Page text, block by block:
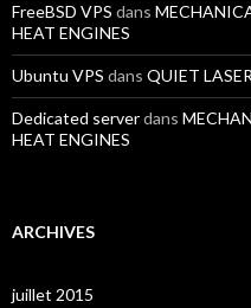
FreeBSD VPS dans
HEAT ENGINES
Ubuntu VPS dans QUIET
Dedicated serverdans
HEAT ENGINES
ARCHIVES
juillet 2015